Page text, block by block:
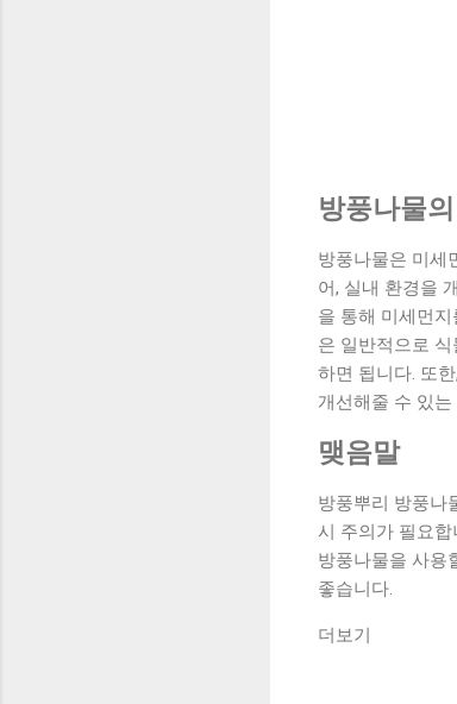
방풍나물
방풍나물은 미세
어, 실내 환경을
을 통해 미세먼
은 일반적으로
하면 됩니다. 또
개선해줄 수 있는
맺음말
방풍뿌리 방풍나
시 주의가 필요
방풍나물을 사용
좋습니다.
더보기